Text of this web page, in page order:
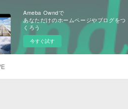
Ameba Owndで
あなただけのホームページやブログをつ
くろう
今すぐ試す